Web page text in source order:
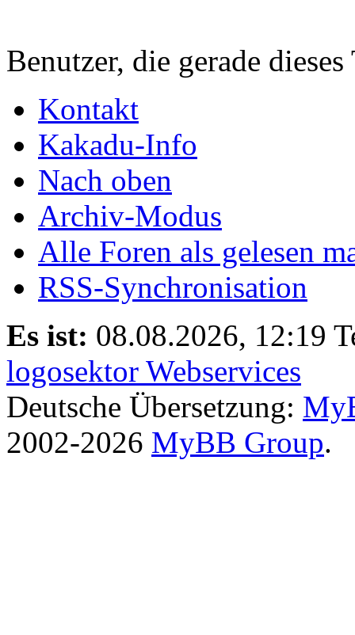
Benutzer, die gerade
Kontakt
Kakadu-Info
Nach oben
Archiv-Modus
Alle Foren als gelesen
RSS-Synchronisation
Es ist: 08.08.2026, 12:19
logosektor Webservices
Deutsche Übersetzung:
2002-2026 MyBB Group.